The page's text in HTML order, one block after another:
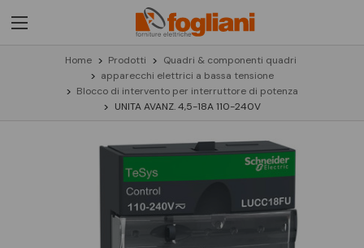
Home Prodotti
Quadri & componenti quadri
apparecchi elettrici a bassa tensione
Blocco di intervento per interruttore di potenza
UNITA AVANZ. 4,5-18A 110-240V